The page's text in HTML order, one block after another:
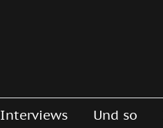
Interviews Und so